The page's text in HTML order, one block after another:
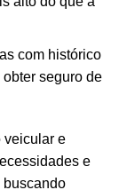
com histórico
seguro de
veicular e
e
buscando